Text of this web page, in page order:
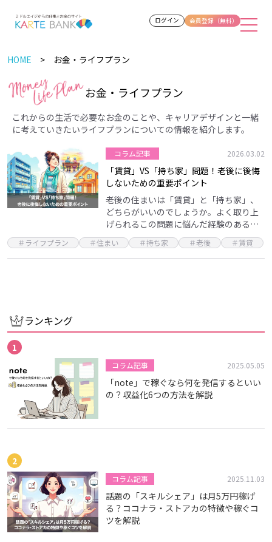
ログイン 会員登録（無料）
HOME お金・ライフプラン
お金・ライフプラン
これからの生活で必要なお金のことや、 キャリアデザインと一緒
に考えていきたいライフプランについての情報を紹介します。
コラム記事 2026.03.02
「賃貸」VS「持ち家」問題！老後に後悔
しないための重要ポイント
老後の住まいは「賃貸」と「持ち家」、
どちらがいいのでしょうか。よく取り上
げられるこの問題に悩んだ経験のある方
も多いことと思います。人によって経済
状況、家族構成、考え方が違うため、
「これが正解」と断言す…
＃ライフプラン ＃住まい ＃持ち家 ＃老後 ＃賃貸
ランキング
コラム記事 2025.05.05
「note」で稼ぐなら何を発信するといい
の？収益化6つの方法を解説
コラム記事 2025.11.03
話題の「スキルシェア」は月5万円稼げ
る？ココナラ・ストアカの特徴や稼ぐコ
ツを解説